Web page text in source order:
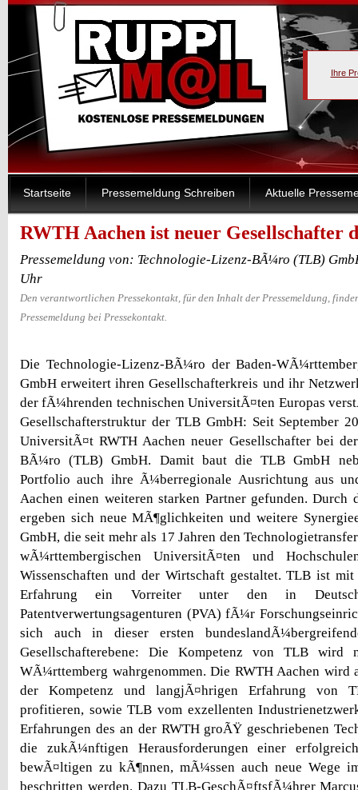
Ihre
Startseite Pressemeldung Schreiben Aktuelle
RWTH Aachen ist neuer Gesellschafter
Pressemeldung von: Technologie-Lizenz-BÃ¼ro (TLB)
Uhr
Den verantwortlichen Pressekontakt, für den Inhalt der Pressemeldung,
Pressemeldung bei Pressekontakt.
Die Technologie-Lizenz-BÃ¼ro der Baden-
GmbH erweitert ihren Gesellschafterkreis und ihr
der fÃ¼hrenden technischen UniversitÃ¤ten Europas
Gesellschafterstruktur der TLB GmbH: Seit September
UniversitÃ¤t RWTH Aachen neuer Gesellschafter bei
BÃ¼ro (TLB) GmbH. Damit baut die TLB GmbH
Portfolio auch ihre Ã¼berregionale Ausrichtung aus
Aachen einen weiteren starken Partner gefunden. Durch
ergeben sich neue MÃ¶glichkeiten und weitere
GmbH, die seit mehr als 17 Jahren den
wÃ¼rttembergischen UniversitÃ¤ten und
Wissenschaften und der Wirtschaft gestaltet. TLB ist
Erfahrung ein Vorreiter unter den in
Patentverwertungsagenturen (PVA) fÃ¼r
sich auch in dieser ersten
Gesellschafterebene: Die Kompetenz von TLB
WÃ¼rttemberg wahrgenommen. Die RWTH Aachen wird
der Kompetenz und langjÃ¤hrigen Erfahrung von
profitieren, sowie TLB vom exzellenten
Erfahrungen des an der RWTH groÃŸ geschriebenen
die zukÃ¼nftigen Herausforderungen einer
bewÃ¤ltigen zu kÃ¶nnen, mÃ¼ssen auch neue Wege
beschritten werden. Dazu TLB-GeschÃ¤ftsfÃ¼hrer